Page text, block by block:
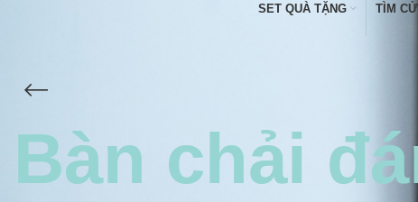
SET QUÀ TẶNG TÌM
Bàn chải